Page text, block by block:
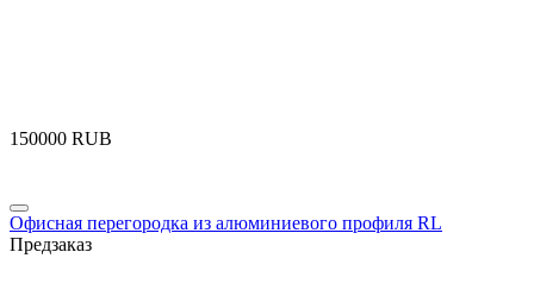
‍150000‍ RUB
Офисная перегородка из алюминиевого профиля RL
Предзаказ